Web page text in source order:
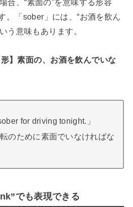
合、“素面の”を意味する形容
。「sober」には、“お酒を飲ん
う意味もあります。
】素面の、お酒を飲んでいな
for driving tonight.」
のために素面でいなければな
でも表現できる